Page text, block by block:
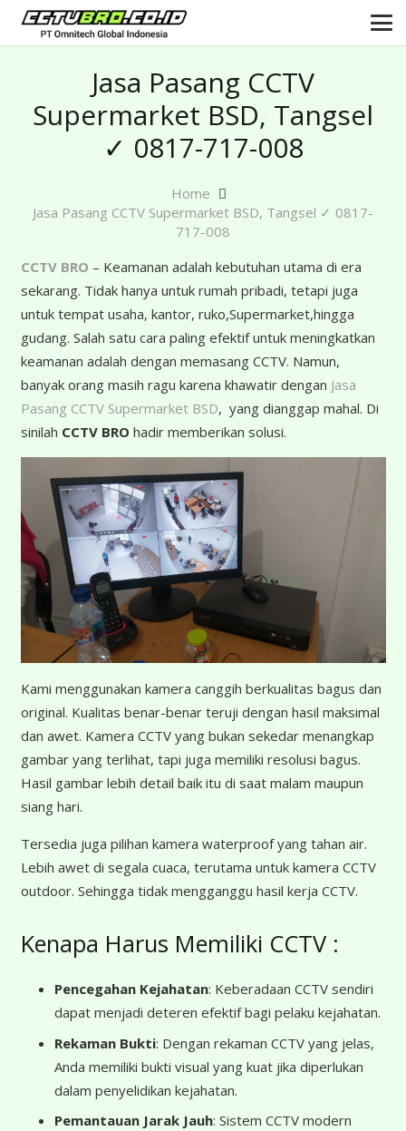
Jasa Pasang CCTV
Supermarket BSD, Tangsel
✓ 0817-717-008
Home
Jasa Pasang CCTV Supermarket BSD, Tangsel ✓ 0817-
717-008
CCTV BRO – Keamanan adalah kebutuhan utama di era
sekarang. Tidak hanya untuk rumah pribadi, tetapi juga
untuk tempat usaha, kantor, ruko,Supermarket,hingga
gudang. Salah satu cara paling efektif untuk meningkatkan
keamanan adalah dengan memasang CCTV. Namun,
banyak orang masih ragu karena khawatir dengan Jasa
Pasang CCTV Supermarket BSD, yang dianggap mahal. Di
sinilah CCTV BRO hadir memberikan solusi.
Kami menggunakan kamera canggih berkualitas bagus dan
original. Kualitas benar-benar teruji dengan hasil maksimal
dan awet. Kamera CCTV yang bukan sekedar menangkap
gambar yang terlihat, tapi juga memiliki resolusi bagus.
Hasil gambar lebih detail baik itu di saat malam maupun
siang hari.
Tersedia juga pilihan kamera waterproof yang tahan air.
Lebih awet di segala cuaca, terutama untuk kamera CCTV
outdoor. Sehingga tidak mengganggu hasil kerja CCTV.
Kenapa Harus Memiliki CCTV :
Pencegahan Kejahatan: Keberadaan CCTV sendiri
dapat menjadi deteren efektif bagi pelaku kejahatan.
Rekaman Bukti: Dengan rekaman CCTV yang jelas,
Anda memiliki bukti visual yang kuat jika diperlukan
dalam penyelidikan kejahatan.
Pemantauan Jarak Jauh: Sistem CCTV modern